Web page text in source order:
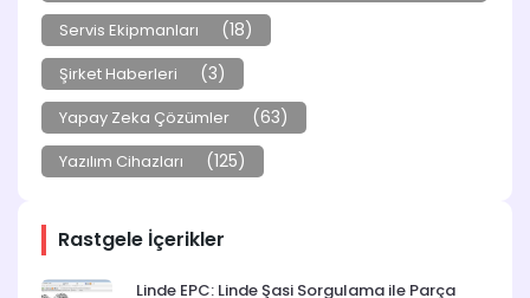
Servis Ekipmanları (18)
Şirket Haberleri (3)
Yapay Zeka Çözümler (63)
Yazılım Cihazları (125)
Rastgele İçerikler
Linde EPC: Linde Şasi Sorgulama ile Parça